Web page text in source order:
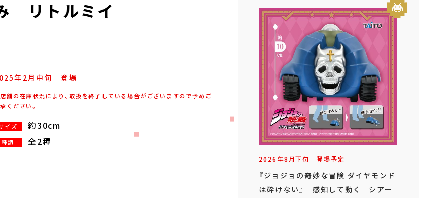
リトルミイ
年 2月 中旬 登場
舗の在庫状況により、取扱を終了している場合がございますので予めご
ください。
イズ 約30cm
種類 全2種
2026年8月下旬 登場予定
『ジョジョの奇妙な冒険 ダイヤモンド
は砕けない』 感知して動く シアー